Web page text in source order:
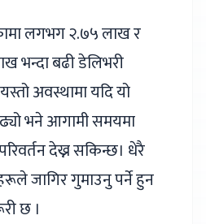
लगभग २.७५ लाख र
भन्दा बढी डेलिभरी
अवस्थामा यदि यो
भने आगामी समयमा
देख्न सकिन्छ। धेरै
जागिर गुमाउनु पर्ने हुन
छ ।